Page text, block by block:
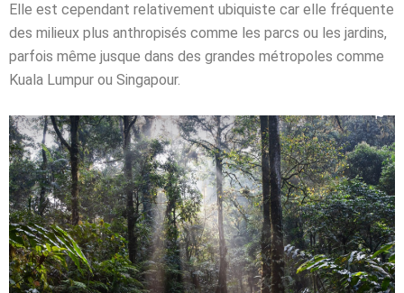
Elle est cependant relativement ubiquiste car elle fréquente
des milieux plus anthropisés comme les parcs ou les jardins,
parfois même jusque dans des grandes métropoles comme
Kuala Lumpur ou Singapour.